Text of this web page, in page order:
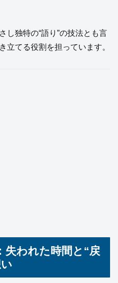
し独特の“語り”の技法とも言
立てる役割を担っています。
失われた時間と“戻